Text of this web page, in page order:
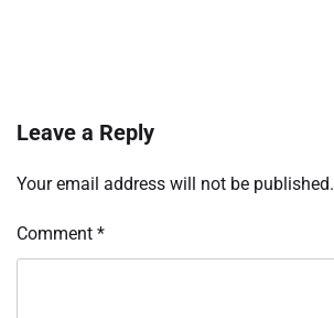
Leave a Reply
Your email address will not be published.
Comment *